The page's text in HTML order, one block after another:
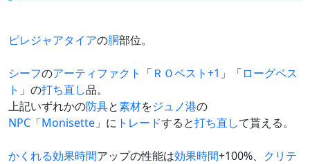
ピレジャアタイアの胴部位。
シーフのアーティファクト 「 ＲＯベスト+1 」「ローグベス
ト 」の打ち直し品。
上記いずれかの防具と素材をジュノ港の
NPC 「Monisette 」に トレードすると打ち直して貰える。
かくれる効果時間アップの性能は効果時間+100%、 クリテ